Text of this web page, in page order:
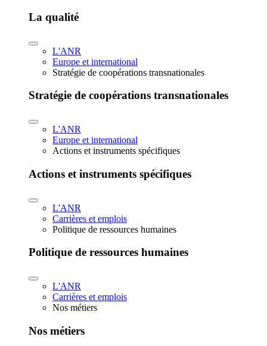
La qualité
L'ANR
Europe et international
Stratégie de coopérations transnationales
Stratégie de coopérations transnationales
L'ANR
Europe et international
Actions et instruments spécifiques
Actions et instruments spécifiques
L'ANR
Carrières et emplois
Politique de ressources humaines
Politique de ressources humaines
L'ANR
Carrières et emplois
Nos métiers
Nos métiers